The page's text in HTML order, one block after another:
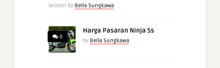
Written by Bella Sungkawa
0
Harga Pasaran Ninja Ss
by Bella Sungkawa